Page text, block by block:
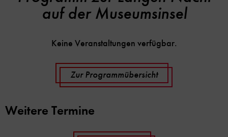
auf der Museumsinsel
Keine Veranstaltungen verfügbar.
Zur Programmübersicht
Weitere Termine